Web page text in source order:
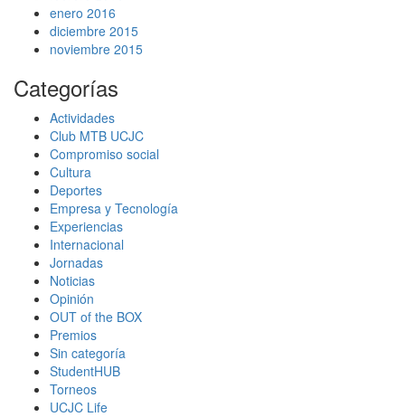
enero 2016
diciembre 2015
noviembre 2015
Categorías
Actividades
Club MTB UCJC
Compromiso social
Cultura
Deportes
Empresa y Tecnología
Experiencias
Internacional
Jornadas
Noticias
Opinión
OUT of the BOX
Premios
Sin categoría
StudentHUB
Torneos
UCJC Life